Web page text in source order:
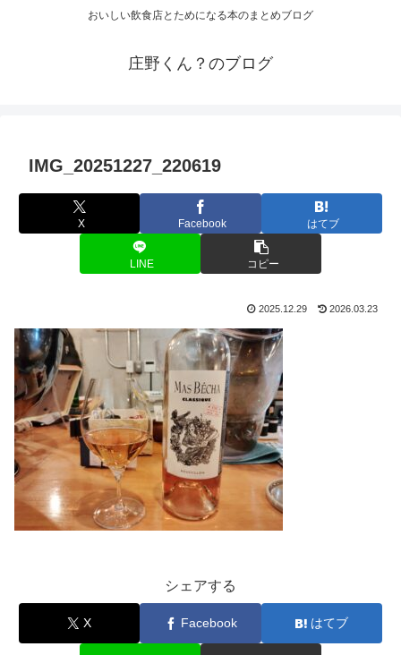
おいしい飲食店とためになる本のまとめブログ
庄野くん？のブログ
IMG_20251227_220619
X Facebook はてブ
LINE コピー
2025.12.29 2026.03.23
シェアする
X Facebook はてブ